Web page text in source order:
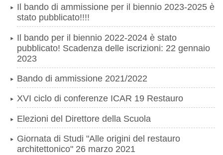
Il bando di ammissione per il biennio 2023-2025 è
stato pubblicato!!!!
Il bando per il biennio 2022-2024 è stato
pubblicato! Scadenza delle iscrizioni: 22 gennaio
2023
Bando di ammissione 2021/2022
XVI ciclo di conferenze ICAR 19 Restauro
Elezioni del Direttore della Scuola
Giornata di Studi "Alle origini del restauro
architettonico" 26 marzo 2021